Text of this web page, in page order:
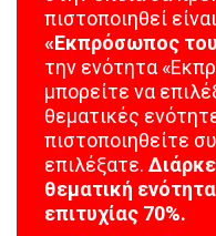
πιστοποιηθεί
«Εκπρόσωπος
την ενότητα
μπορείτε να
θεματικές
πιστοποιηθείτε
επιλέξατε.
θεματική
επιτυχίας 70%.